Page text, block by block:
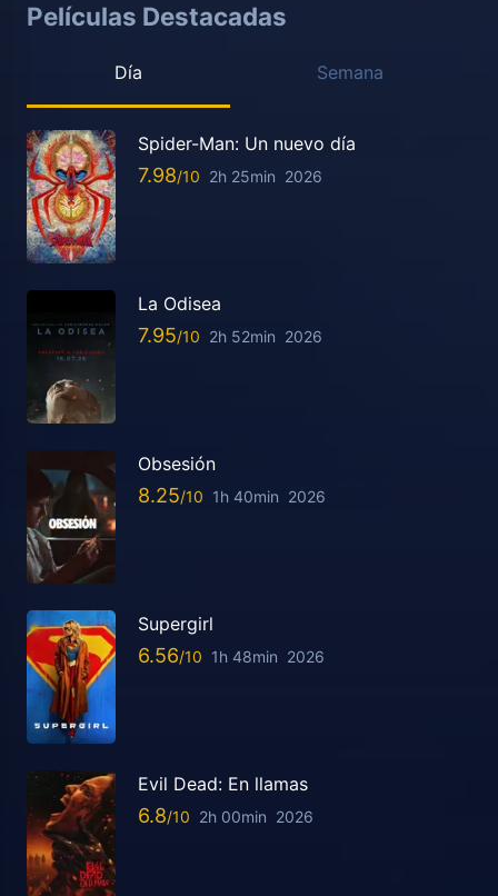
Películas Destacadas
Día Semana
Spider-Man: Un nuevo día
7.98 2h 25min 2026
La Odisea
7.95 2h 52min 2026
Obsesión
8.25 1h 40min 2026
Supergirl
6.56 1h 48min 2026
Evil Dead: En llamas
6.8 2h 00min 2026